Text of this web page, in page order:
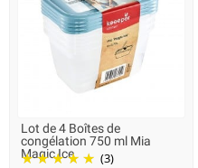
LIVRAISON 2 À 3 JOURS
Lot de 4 Boîtes de
congélation 750 ml Mia
Magic Ice
(3)